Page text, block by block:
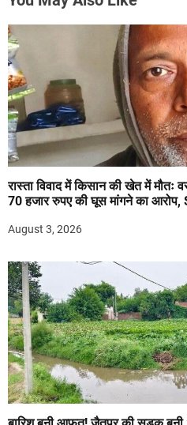
रास्ता विवाद में किसान की खेत में मौतः
70 हजार रुपए की घूस मांगने का आरोप,
August 3, 2026